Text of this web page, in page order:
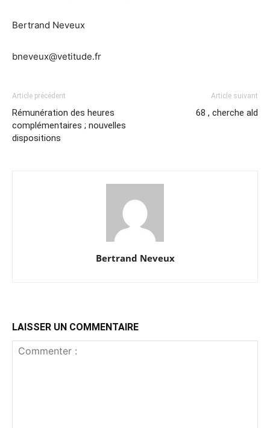
Bertrand Neveux
bneveux@vetitude.fr
Article précédent
Rémunération des heures
complémentaires ; nouvelles
dispositions
Article suivant
68 , cherche ald
Bertrand Neveux
LAISSER UN COMMENTAIRE